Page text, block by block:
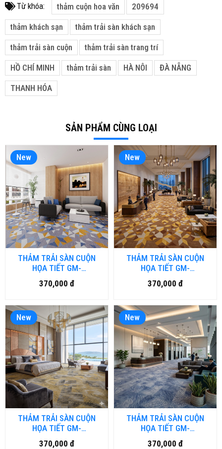
Từ khóa: thảm cuộn hoa văn 209694
thảm khách sạn thảm trải sàn khách sạn
thảm trải sàn cuộn thảm trải sàn trang trí
HỒ CHÍ MINH thảm trải sàn HÀ NÔI ĐÀ NẴNG
THANH HÓA
SẢN PHẨM CÙNG LOẠI
New
THẢM TRẢI SÀN CUỘN
HỌA TIẾT GM-
BRD4.DULUXURY-HNM
370,000 đ
New
THẢM TRẢI SÀN CUỘN
HỌA TIẾT GM-
BRD3.DULUXURY-HNM
370,000 đ
New
THẢM TRẢI SÀN CUỘN
HỌA TIẾT GM-
BRD2.DULUXURY-HNM
370,000 đ
New
THẢM TRẢI SÀN CUỘN
HỌA TIẾT GM-
BRD1.DULUXURY-HNM
370,000 đ